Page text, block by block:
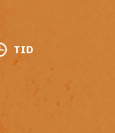
TID